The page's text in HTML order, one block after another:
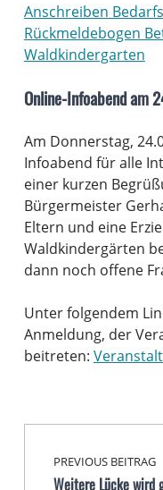
Anschreiben
Rückmeldebogen
Waldkindergarten
Online-Infoabend am
Am Donnerstag,
Infoabend für alle
einer kurzen
Bürgermeister
Eltern und eine
Waldkindergärten
dann noch offene
Unter folgendem
Anmeldung, der
beitreten:
Skip back to main navigation
PREVIOUS BEITRAG
Weitere Lücke wird